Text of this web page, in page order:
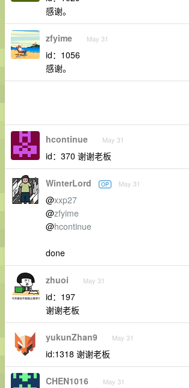
感谢。
zfyime May 31
id：1056
感谢。
hcontinue May 31
id：370 谢谢老板
WinterLord OP May 31
@xxp27
@zfyime
@hcontinue
done
zhuoi May 31
id：197
谢谢老板
yukunZhan9 May 31
id:1318 谢谢老板
CHEN1016 May 31